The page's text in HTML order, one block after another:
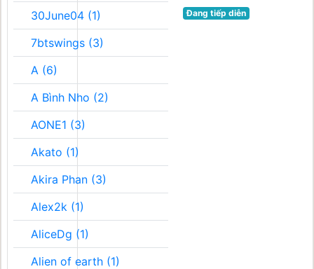
30June04 (1)
7btswings (3)
A (6)
A Bình Nho (2)
AONE1 (3)
Akato (1)
Akira Phan (3)
Alex2k (1)
AliceDg (1)
Alien of earth (1)
Đang tiếp diễn